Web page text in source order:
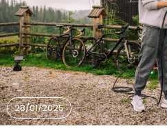
28/01/2025